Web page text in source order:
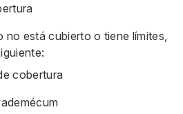
no está cubierto o tiene límites,
cobertura